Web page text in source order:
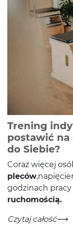
Trening
postawić na
do Siebie?
Coraz więcej
pleców
godz­i­nach
ruchomością.
Trening
-Czytaj całość